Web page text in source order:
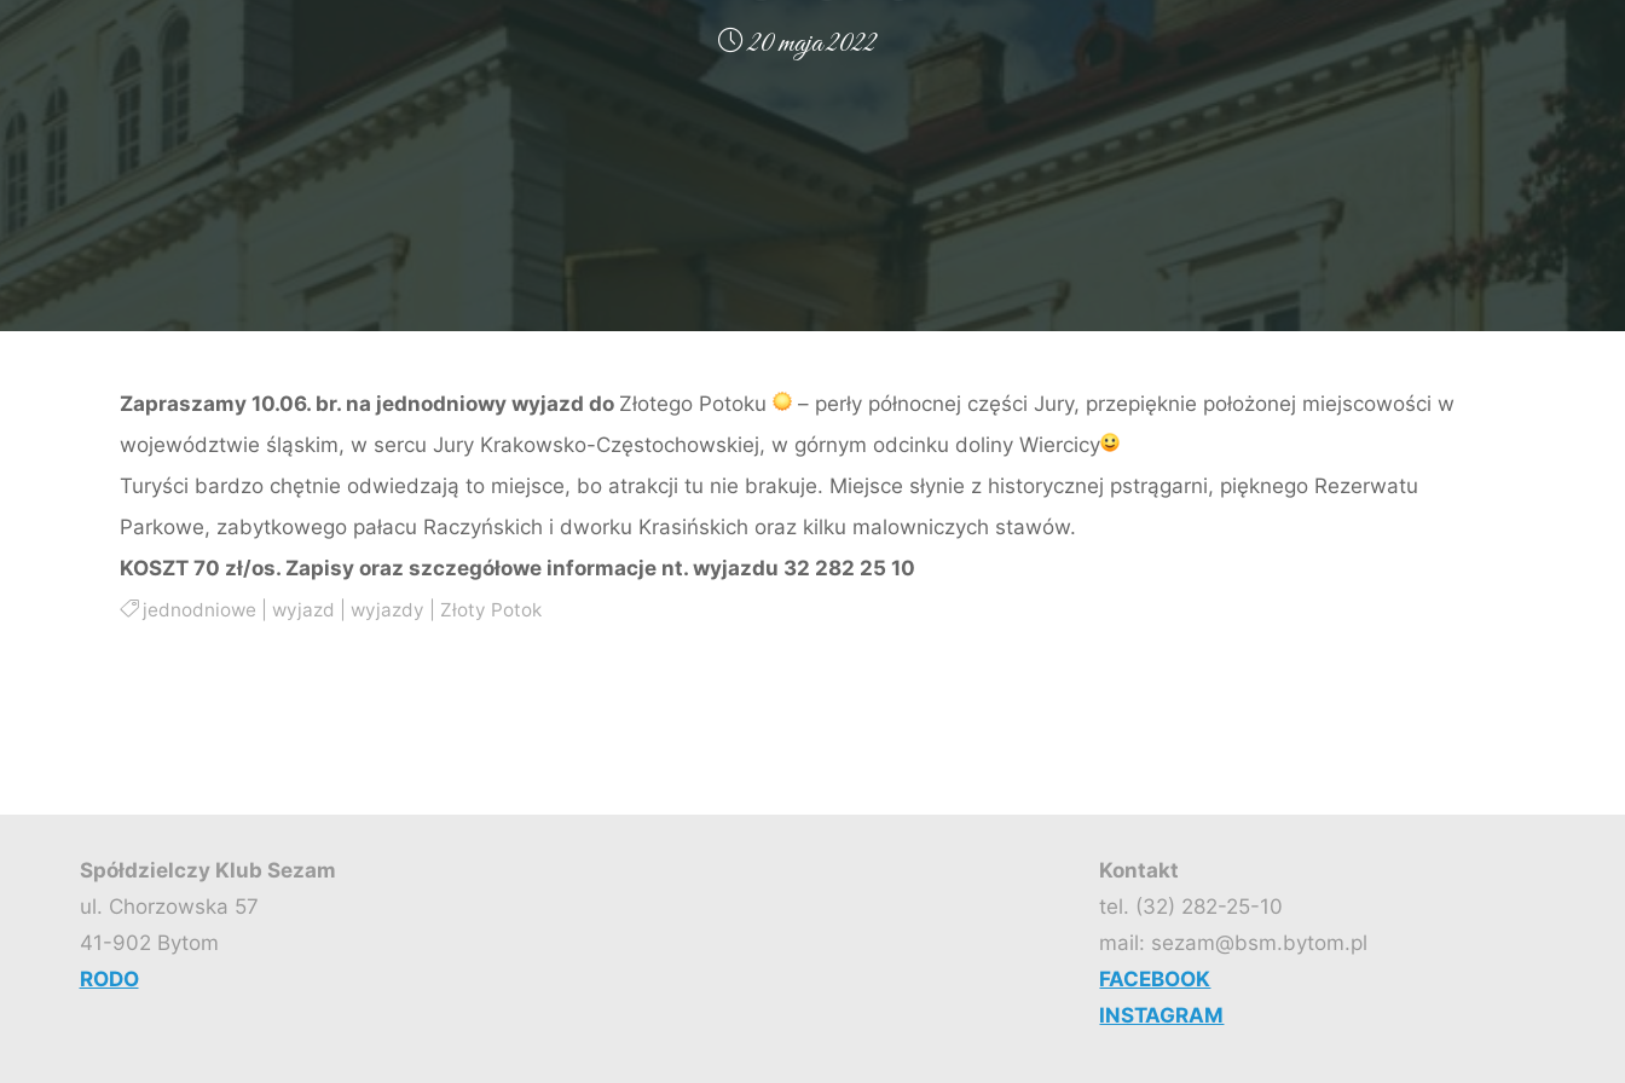
20 maja 2022
Zapraszamy 10.06. br. na jednodniowy wyjazd do Złotego Potoku
– perły północnej części Jury, przepięknie położonej miejscowości w
województwie śląskim, w sercu Jury Krakowsko-Częstochowskiej, w górnym odcinku doliny Wiercicy
Turyści bardzo chętnie odwiedzają to miejsce, bo atrakcji tu nie brakuje. Miejsce słynie z historycznej pstrągarni, pięknego Rezerwatu
Parkowe, zabytkowego pałacu Raczyńskich i dworku Krasińskich oraz kilku malowniczych stawów.
KOSZT 70 zł/os. Zapisy oraz szczegółowe informacje nt. wyjazdu 32 282 25 10
jednodniowe wyjazd wyjazdy Złoty Potok
Spółdzielczy Klub Sezam
ul. Chorzowska 57
41-902 Bytom
RODO
Kontakt
tel. (32) 282-25-10
mail: sezam@bsm.bytom.pl
FACEBOOK
INSTAGRAM